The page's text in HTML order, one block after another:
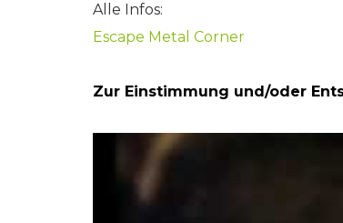
Alle Infos:
Escape Metal Corner
Zur Einstimmung und/oder